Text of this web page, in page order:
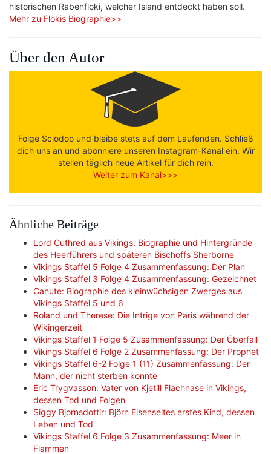
historischen Rabenfloki, welcher Island entdeckt haben soll.
Mehr zu Flokis Biographie>>
Über den Autor
Folge Sciodoo und bleibe stets auf dem Laufenden. Schließ
dich uns an und abonniere unseren Instagram-Kanal ein. Wir
stellen täglich neue Artikel für dich rein.
Weiter zum Kanal>>>
Ähnliche Beiträge
Lord Cuthred aus Vikings: Biographie und Hintergründe
des Heerführers und späteren Bischoffs Sherborne
Vikings Staffel 5 Folge 4 Zusammenfassung: Der Plan
Vikings Staffel 3 Folge 4 Zusammenfassung: Gezeichnet
Canute: Biographie des kleinwüchsigen Zwerges aus
Vikings Staffel 5 und 6
Roland und Therese: Die Intrige von Paris während der
Wikingerzeit
Vikings Staffel 1 Folge 5 Zusammenfassung: Der Überfall
Vikings Staffel 6 Folge 2 Zusammenfassung: Der Prophet
Vikings Staffel 6-2 Folge 1 (11) Zusammenfassung: Der
Mann, der nicht sterben konnte
Eric Trygvasson: Vater von Kjetill Flachnase in Vikings,
dessen Tod und Folgen
Siggy Bjornsdottir: Björn Eisenseites erstes Kind, dessen
Leben und Tod
Vikings Staffel 6 Folge 3 Zusammenfassung: Meer in
Flammen